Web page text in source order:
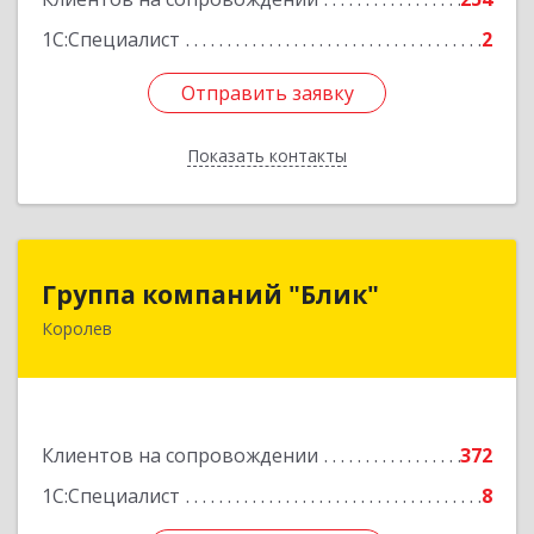
1С:Специалист
2
Отправить заявку
Показать контакты
Отправить заявку
Назад
Группа компаний "Блик"
Королев
Клиентов на сопровождении
372
1С:Специалист
8
Группа компаний "Блик"